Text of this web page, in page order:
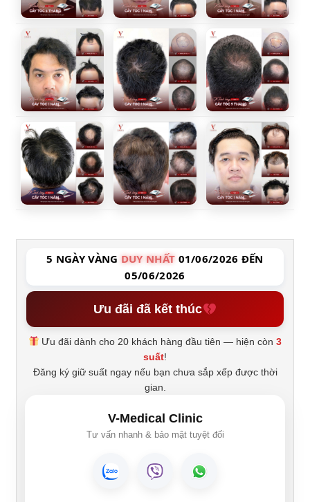
5 NGÀY VÀNG DUY NHẤT 01/06/2026 ĐẾN
05/06/2026
Ưu đãi đã kết thúc
Ưu đãi dành cho 20 khách hàng đầu tiên — hiện còn3
suất!
Đăng ký giữ suất ngay nếu bạn chưa sắp xếp được thời
gian.
V-Medical Clinic
Tư vấn nhanh & bảo mật tuyệt đối